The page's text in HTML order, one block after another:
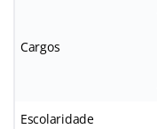
Cargos
Escolaridade